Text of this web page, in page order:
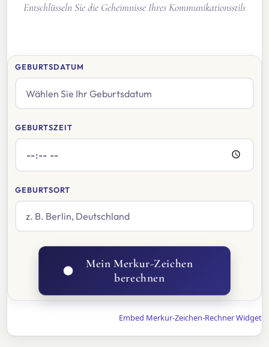
Entschlüsseln Sie die Geheimnisse Ihres Kommunikationsstils
GEBURTSDATUM
GEBURTSZEIT
GEBURTSORT
Mein Merkur-Zeichen
berechnen
Embed Merkur-Zeichen-Rechner Widget